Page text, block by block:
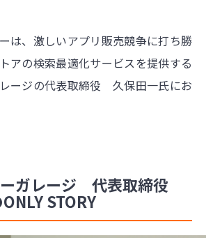
は、激しいアプリ販売競争に打ち勝
アの検索最適化サービスを提供する
ージの代表取締役 久保田一氏にお
ガレージ 代表取締役
STORY